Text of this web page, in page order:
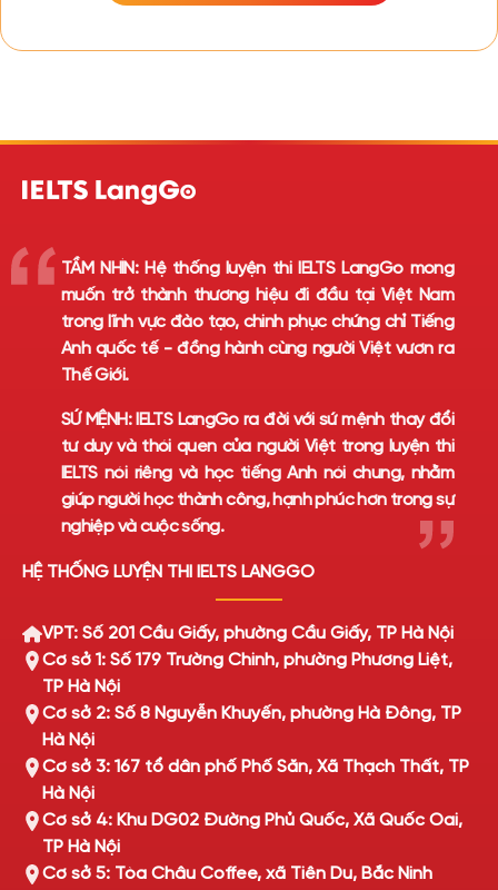
TẦM NHÌN:Hệ thống luyện thi IELTS LangGo mong
muốn trở thành thương hiệu đi đầu tại Việt Nam
trong lĩnh vực đào tạo, chinh phục chứng chỉ Tiếng
Anh quốc tế - đồng hành cùng người Việt vươn ra
Thế Giới.
SỨ MỆNH:IELTS LangGo ra đời với sứ mệnh thay đổi
tư duy và thói quen của người Việt trong luyện thi
IELTS nói riêng và học tiếng Anh nói chung, nhằm
giúp người học thành công, hạnh phúc hơn trong sự
nghiệp và cuộc sống.
HỆ THỐNG LUYỆN THI IELTS LANGGO
VPT: Số 201 Cầu Giấy, phường Cầu Giấy, TP Hà Nội
Cơ sở 1: Số 179 Trường Chinh, phường Phương Liệt,
TP Hà Nội
Cơ sở 2: Số 8 Nguyễn Khuyến, phường Hà Đông, TP
Hà Nội
Cơ sở 3: 167 tổ dân phố Phố Săn, Xã Thạch Thất, TP
Hà Nội
Cơ sở 4: Khu DG02 Đường Phủ Quốc, Xã Quốc Oai,
TP Hà Nội
Cơ sở 5: Tòa Châu Coffee, xã Tiên Du, Bắc Ninh